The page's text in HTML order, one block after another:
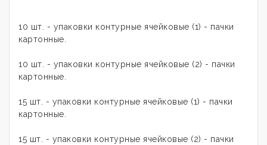
10 шт. - упаковки контурные ячейковые (1) - пачки
картонные.
10 шт. - упаковки контурные ячейковые (2) - пачки
картонные.
15 шт. - упаковки контурные ячейковые (1) - пачки
картонные.
15 шт. - упаковки контурные ячейковые (2) - пачки